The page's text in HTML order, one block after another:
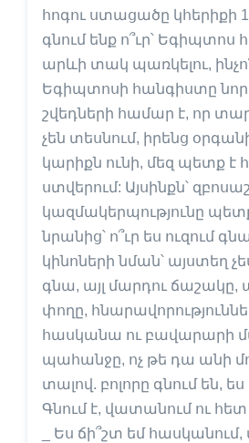
հոգու ստացածը կհերիքի
գնում ենք ո՞ւր՝
արևի տակ պառկելու,
Եգիպտոսի հանգիստը
շվեդների համար է, որ
չեն տեսնում, իրենց
կարիքն ունի, մեզ պետք
ստվերում: Այսինքն՝
կազմակերպությունը
նրանից՝ ո՞ւր ես ուզում
կինոների նման՝ այստեղ
գնա, այլ մարդու ճաշակը,
փողը,
հասկանա ու բավարարի
պահանջը, ոչ թե դա անի
տալով. բոլորը գնում են, ես
Գնում է, վատանում ու հետ
_ Ես ճի՞շտ եմ հասկանում,